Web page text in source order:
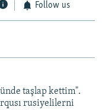
Follow us
taşlap kettim".
rusiyelilerni